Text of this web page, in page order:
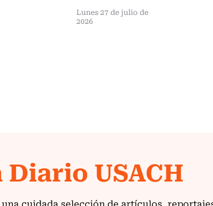
Lunes 27 de julio de
2026